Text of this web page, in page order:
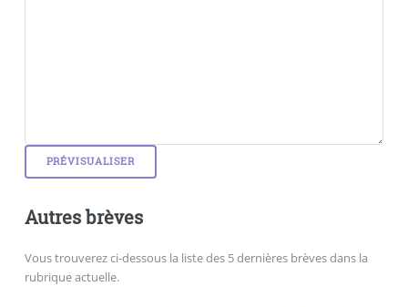
Autres brèves
Vous trouverez ci-dessous la liste des 5 dernières brèves dans la
rubrique actuelle.